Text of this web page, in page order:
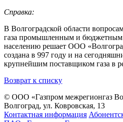
Справка:
В Волгоградской области
газа промышленным и бюджетным
населению решает ООО
создана в 997 году и на
крупнейшим поставщиком газа в
Возврат к списку
© ООО «Газпром межрегионгаз
Волгоград, ул. Ковровская, 13
Контактная информация